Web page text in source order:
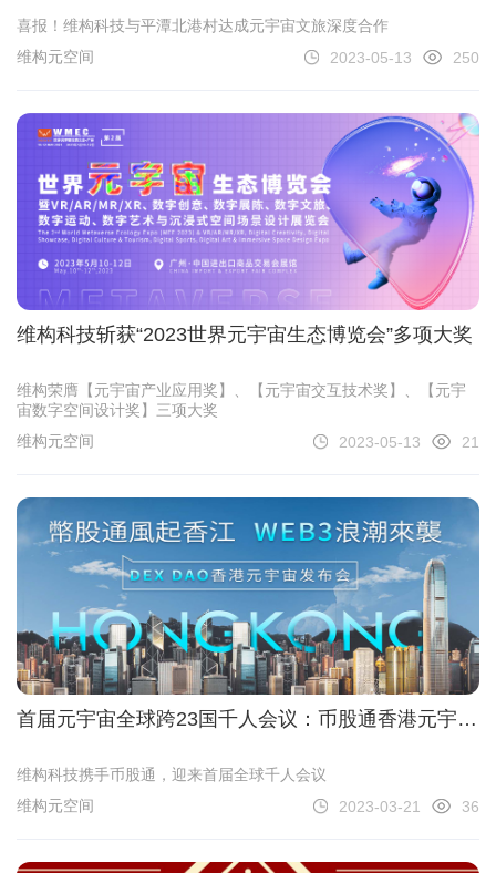
喜报！维构科技与平潭北港村达成元宇宙文旅深度合作
维构元空间
2023-05-13 250
维构科技斩获“2023世界元宇宙生态博览会”多项大奖
维构荣膺【元宇宙产业应用奖】、【元宇宙交互技术奖】、【元宇
宙数字空间设计奖】三项大奖
维构元空间
2023-05-13 21
首届元宇宙全球跨23国千人会议：币股通香港元宇宙
维构科技携手币股通，迎来首届全球千人会议
维构元空间
2023-03-21 36